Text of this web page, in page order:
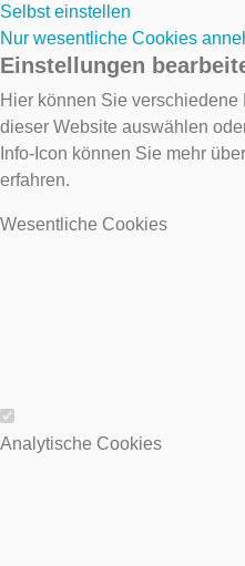
Selbst einstellen
Nur wesentliche Cookies
Einstellungen
Hier können Sie
dieser Website auswählen
Info-Icon können Sie mehr
erfahren.
Wesentliche Cookies
Wesentliche Cookies
Analytische Cookies